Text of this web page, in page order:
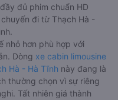
đủ phim chuẩn HD
đi từ Thạch Hà -
nhỏ hơn phù hợp với
Dòng xe cabin limousine
Hà - Hà Tĩnh này đang là
thường chọn vì sự riêng
Tất nhiên giá thành